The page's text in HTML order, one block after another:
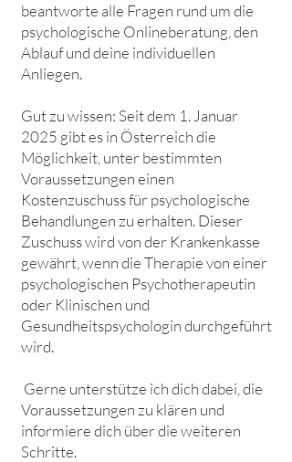
beantworte alle Fragen rund um die
psychologische Onlineberatung, den
Ablauf und deine individuellen
Anliegen.
Gut zu wissen: Seit dem 1. Januar
2025 gibt es in Österreich die
Möglichkeit, unter bestimmten
Voraussetzungen einen
Kostenzuschuss für psychologische
Behandlungen zu erhalten. Dieser
Zuschuss wird von der Krankenkasse
gewährt, wenn die Therapie von einer
psychologischen Psychotherapeutin
oder Klinischen und
Gesundheitspsychologin durchgeführt
wird.
Gerne unterstütze ich dich dabei, die
Voraussetzungen zu klären und
informiere dich über die weiteren
Schritte.